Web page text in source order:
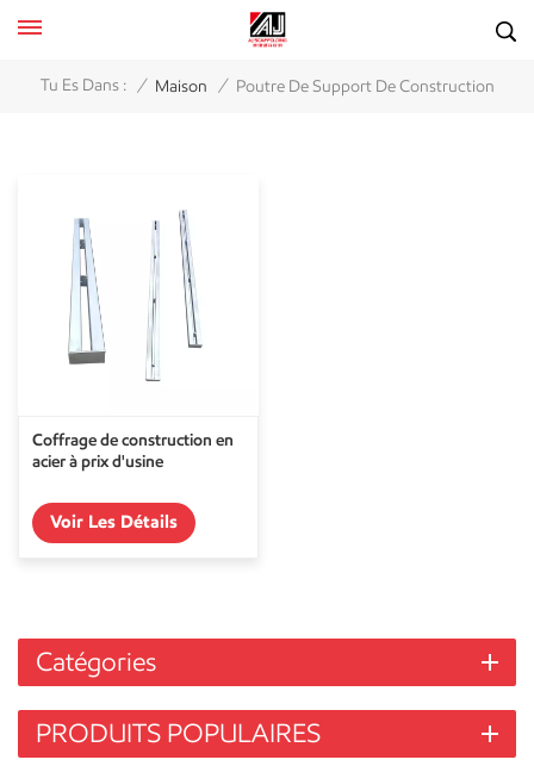
Tu Es Dans : / Maison / Poutre De Support De Construction
Coffrage de construction en
acier à prix d'usine
Voir Les Détails
Catégories
PRODUITS POPULAIRES